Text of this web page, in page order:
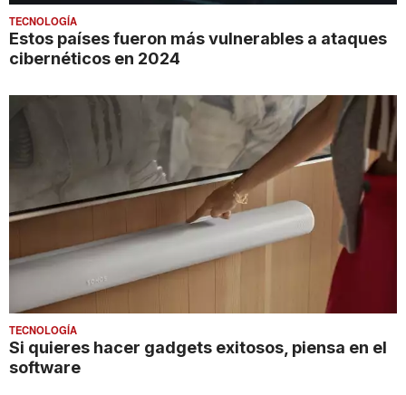
TECNOLOGÍA
Estos países fueron más vulnerables a ataques
cibernéticos en 2024
TECNOLOGÍA
Si quieres hacer gadgets exitosos, piensa en el
software